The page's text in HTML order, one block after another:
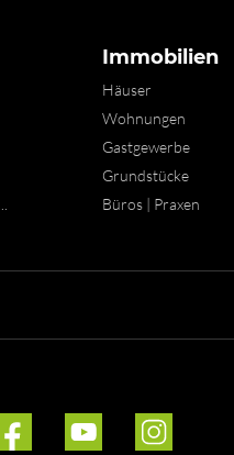
Immobilien
Häuser
Wohnungen
Gastgewerbe
Grundstücke
Büros | Praxen